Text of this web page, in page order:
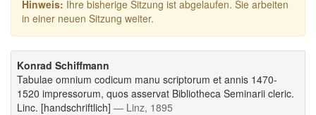
Hinweis: Ihre bisherige Sitzung ist abgelaufen. Sie arbeiten
in einer neuen Sitzung weiter.
Konrad Schiffmann
Tabulae omnium codicum manu scriptorum et annis 1470-
1520 impressorum, quos asservat Bibliotheca Seminarii cleric.
Linc. [handschriftlich] — Linz, 1895